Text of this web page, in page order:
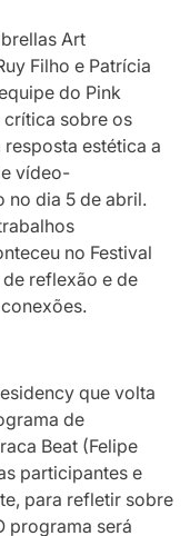
Art
Filho e Patrícia
do Pink
crítica sobre os
estética a
vídeo-
no dia 5 de abril.
no Festival
reflexão e de
que volta
de
Beat (Felipe
participantes e
para refletir sobre
programa será